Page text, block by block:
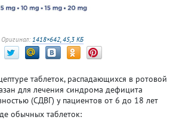
Оригинал: 1418×642, 45,3 КБ
таблеток, распадающихся в ротовой
для лечения синдрома дефицита
(СДВГ) у пациентов от 6 до 18 лет
обычных таблеток: